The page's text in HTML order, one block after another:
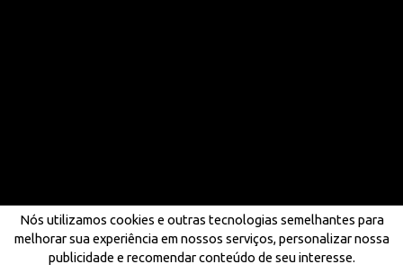
Nós utilizamos cookies e outras tecnologias semelhantes para
melhorar sua experiência em nossos serviços, personalizar nossa
publicidade e recomendar conteúdo de seu interesse.